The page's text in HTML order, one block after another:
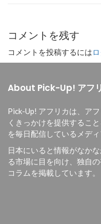
コメントを残す
コメントを投稿するには
About Pick-Up! アフ
Pick-Up! アフリカは、 ア
くきっかけを提供すること
を毎日配信しているメディ
日本にいると情報がなか
る市場に目を向け、独自
コラムを掲載しています。